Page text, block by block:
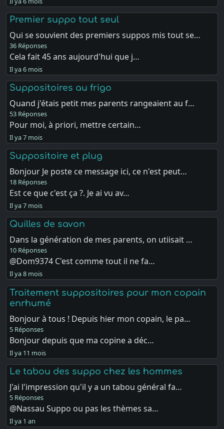
Premier suppo tout seul
Qui se souvient des premiers suppos mis tout se…
36 Réponses
Cela fait 45 ans aujourd'hui que j…
Il ya 6 mois
Suppositoires au frigo
Quand j'étais petit mes parents rangeaient au f…
53 Réponses
Pour moi, à priori, mettre certain…
Il ya 7 mois
Suppositoire et plug
Bonjour Je poste ce message ici, ce n'est peut…
18 Réponses
Est ce que c'est ça ?. Je ai vu av…
Il ya 7 mois
Quilles de savon
Dans la génération de mes parents, on utiisait …
10 Réponses
@Dom9374 C'est comme tout il ne fa…
Il ya 8 mois
Traitement suppositoires pour mon copain
enrhumé
Bonjour à tous ! Depuis hier mon copain, le pa…
5 Réponses
Bonjour depuis que ma copine a déc…
Il ya 11 mois
Le tabou des suppo chez les hommes
J'ai l'impression qu'il y a un tabou général fa…
5 Réponses
@Nassau Suppo ou pas les thèmes sa…
Il ya 1 an